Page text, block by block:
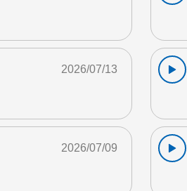
2026/07/13
2026/07/09